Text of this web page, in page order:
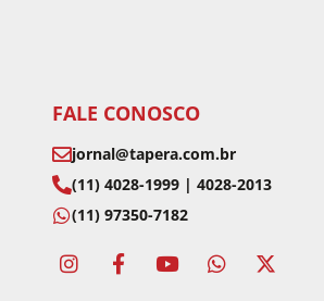
FALE CONOSCO
jornal@tapera.com.br
(11) 4028-1999 | 4028-2013
(11) 97350-7182